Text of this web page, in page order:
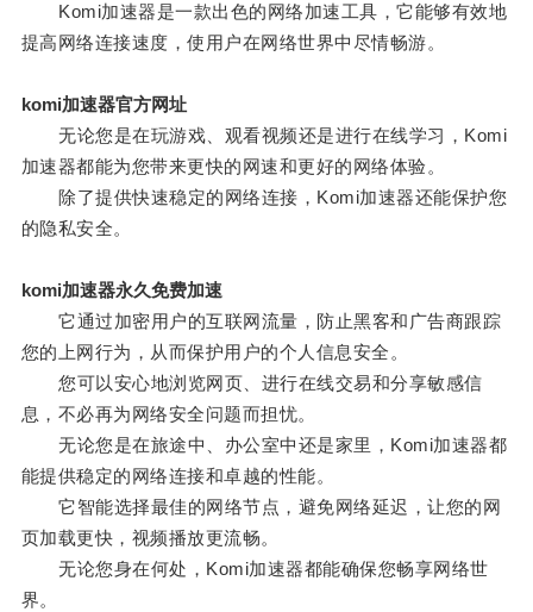
Komi加速器是一款出色的网络加速工具，它能够有效地
提高网络连接速度，使用户在网络世界中尽情畅游。
komi加速器官方网址
无论您是在玩游戏、观看视频还是进行在线学习，Komi
加速器都能为您带来更快的网速和更好的网络体验。
除了提供快速稳定的网络连接，Komi加速器还能保护您
的隐私安全。
komi加速器永久免费加速
它通过加密用户的互联网流量，防止黑客和广告商跟踪
您的上网行为，从而保护用户的个人信息安全。
您可以安心地浏览网页、进行在线交易和分享敏感信
息，不必再为网络安全问题而担忧。
无论您是在旅途中、办公室中还是家里，Komi加速器都
能提供稳定的网络连接和卓越的性能。
它智能选择最佳的网络节点，避免网络延迟，让您的网
页加载更快，视频播放更流畅。
无论您身在何处，Komi加速器都能确保您畅享网络世
界。